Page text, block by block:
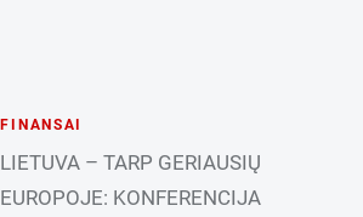
FINANSAI
LIETUVA – TARP GERIAUSIŲ
EUROPOJE: KONFERENCIJA